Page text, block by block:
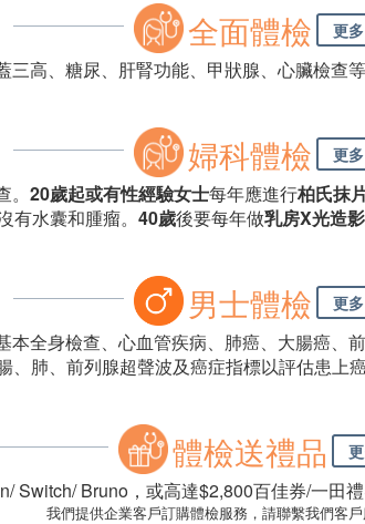
全面體檢 更多
高、糖尿、肝腎功能、甲狀腺、心臟檢查
婦科體檢 更多
20歲起或有性經驗女士每年應進行柏氏抹
水囊和腫瘤。 40歲後要每年做乳房X光造影
男士體檢 更多
全身檢查、心血管疾病、肺癌、大腸癌
肺、前列腺超聲波及癌症指標以評估患上
體檢送禮品
Switch/ Bruno，或高達$2,800百佳券/一田
我們提供企業客戶訂購體檢服務，請聯繫我們客